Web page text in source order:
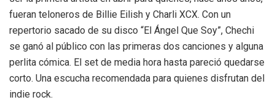
fueran teloneros de Billie Eilish y Charli XCX. Con un
repertorio sacado de su disco “El Ángel Que Soy”, Chechi
se ganó al público con las primeras dos canciones y alguna
perlita cómica. El set de media hora hasta pareció quedarse
corto. Una escucha recomendada para quienes disfrutan del
indie rock.